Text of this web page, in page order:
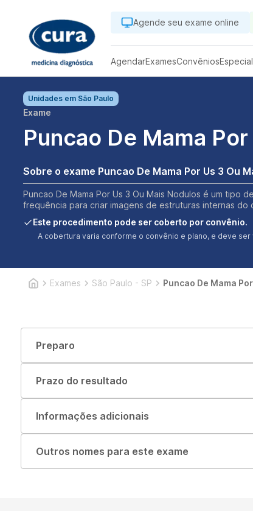
Agende seu exame online
AgendarExamesConvênios
Unidades em São Paulo
Exame
Puncao De Mama
Sobre o exame Puncao De Mama Por Us 3 Ou
Puncao De Mama Por Us 3 Ou Mais Nodulos é um tipo
frequência para criar imagens de estruturas internas
Este procedimento pode ser coberto por convênio.
A cobertura varia conforme o convênio e plano, e deve
Exames São Paulo - SP Puncao De Mama
Preparo
Prazo do resultado
Informações adicionais
Outros nomes para este exame